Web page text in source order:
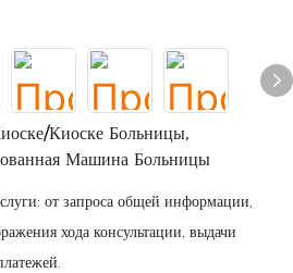
киоске Больницы,
Машина Больницы
от запроса общей информации,
хода консультации, выдачи